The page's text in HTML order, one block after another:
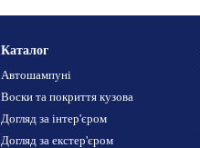
Каталог
Автошампуні
Воски та покриття кузова
Догляд за інтер'єром
Догляд за екстер'єром